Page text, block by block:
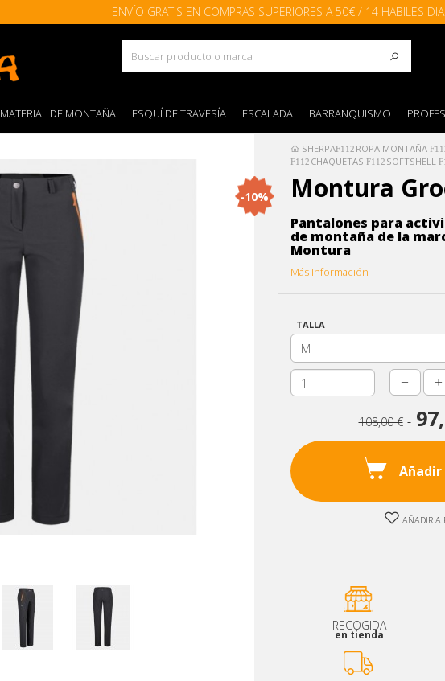
ENVÍO GRATIS EN COMPRAS SUPERIORES A 50€ / 14 HABILES
MATERIAL DE MONTAÑA ESQUÍ DE TRAVESÍA ESCALADA BARRANQUISMO
SHERPA ROPA MONTAÑA
CHAQUETAS
SOFTSHELL
-10% Montura
Pantalones para
de montaña de la
Montura
Más Información
TALLA
Unidades
108,00 €
Añadir
AÑADIR A
RECOGIDA
en tienda